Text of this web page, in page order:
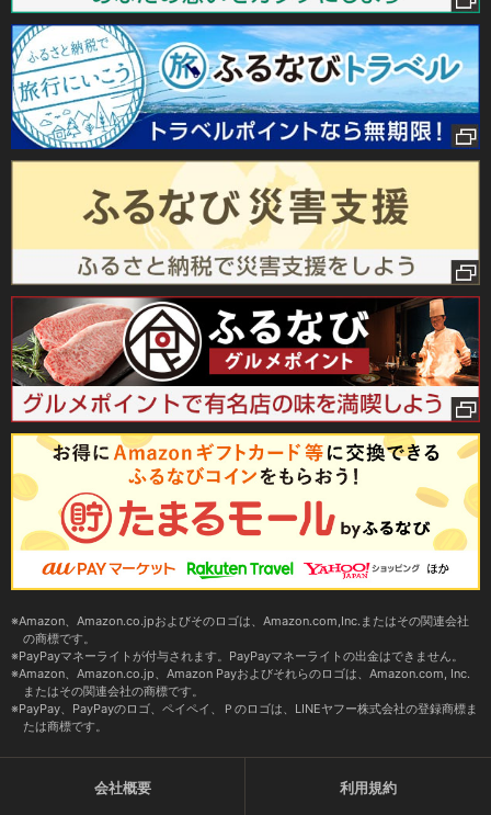
Amazon、Amazon.co.jpおよびそのロゴは、Amazon.com,Inc.またはその関連会社
の商標です。
PayPayマネーライトが付与されます。PayPayマネーライトの出金はできません。
Amazon、Amazon.co.jp、Amazon Payおよびそれらのロゴは、Amazon.com, Inc.
またはその関連会社の商標です。
PayPay、PayPayのロゴ、ペイペイ、Ｐのロゴは、LINEヤフー株式会社の登録商標ま
たは商標です。
会社概要 利用規約